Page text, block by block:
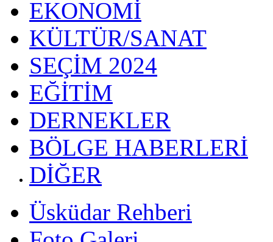
EKONOMİ
KÜLTÜR/SANAT
SEÇİM 2024
EĞİTİM
DERNEKLER
BÖLGE HABERLERİ
DİĞER
Üsküdar Rehberi